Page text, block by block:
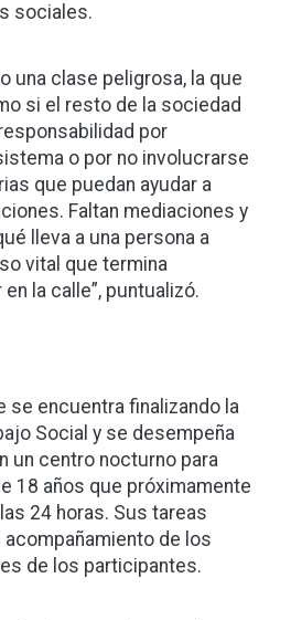
sociales.
una clase peligrosa, la que
si el resto de la sociedad
por
o por no involucrarse
que puedan ayudar a
Faltan mediaciones y
lleva a una persona a
vital que termina
la calle”, puntualizó.
se encuentra finalizando la
Social y se desempeña
un centro nocturno para
18 años que próximamente
24 horas. Sus tareas
de los
de los participantes.